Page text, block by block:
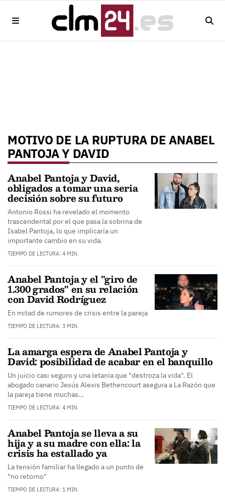
MOTIVO DE LA RUPTURA DE ANABEL
PANTOJA Y DAVID
Anabel Pantoja y David,
obligados a tomar una seria
decisión sobre su futuro
Antonio Rossi ha revelado el momento
trascendental por el que pasa la sobrina de
Isabel Pantoja, lo que implicaría un
importante cambio en su vida.
TIEMPO DE LECTURA: 4 MIN.
Anabel Pantoja y el "giro de
1.300 grados" en su relación
con David Rodríguez
En mitad de rumores de crisis entre la pareja
TIEMPO DE LECTURA: 3 MIN.
La amarga espera de Anabel Pantoja y
David: posibilidad de acabar en el banquillo
Un juicio casi seguro y una letanía que "destroza la vida". El
abogado canario Jesús Alexis Bethencourt asegura a La Razón que
la pareja tiene muchas…
TIEMPO DE LECTURA: 4 MIN.
Anabel Pantoja se lleva a su
hija y a su madre con ella: la
crisis ha estallado ya
La tensión familiar ha llegado a un punto de
"no retorno"
TIEMPO DE LECTURA: 1 MIN.